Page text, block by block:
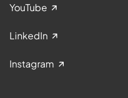
YouTube
LinkedIn
Instagram